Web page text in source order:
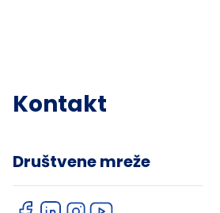
Kontakt
Društvene mreže